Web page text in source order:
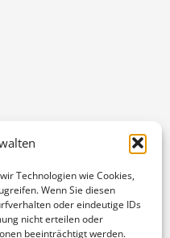
Technologien wie Cookies,
Wenn Sie diesen
oder eindeutige IDs
nicht erteilen oder
beeinträchtigt werden.